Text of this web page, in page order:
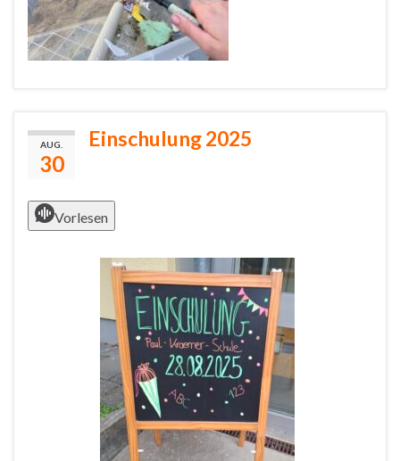
AUG.
30
Einschulung 2025
Vorlesen